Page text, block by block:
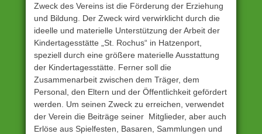
Zweck des Vereins ist die Förderung der Erziehung
und Bildung. Der Zweck wird verwirklicht durch die
ideelle und materielle Unterstützung der Arbeit der
Kindertagesstätte „St. Rochus“ in Hatzenport,
speziell durch eine größere materielle Ausstattung
der Kindertagesstätte. Ferner soll die
Zusammenarbeit zwischen dem Träger, dem
Personal, den Eltern und der Öffentlichkeit gefördert
werden. Um seinen Zweck zu erreichen, verwendet
der Verein die Beiträge seiner Mitglieder, aber auch
Erlöse aus Spielfesten, Basaren, Sammlungen und